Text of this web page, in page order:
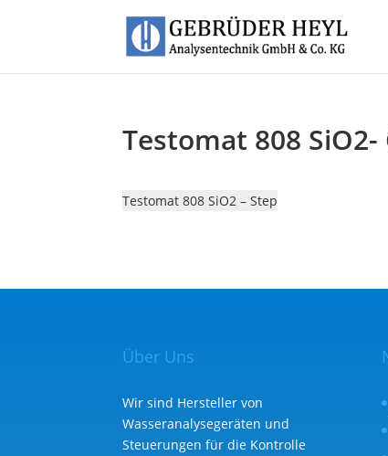
Testomat 808 SiO2-
Testomat 808 SiO2 – Step
Über Uns
Wir sind Hersteller von
Wasseranalysegeräten und
Steuerungen für die Kontrolle